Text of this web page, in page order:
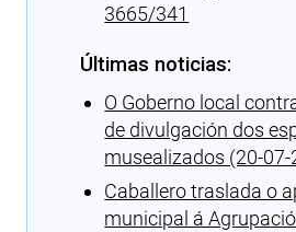
3665/341
Últimas noticias:
O Goberno local
de divulgación dos
musealizados (20-07-
Caballero traslada o
municipal á